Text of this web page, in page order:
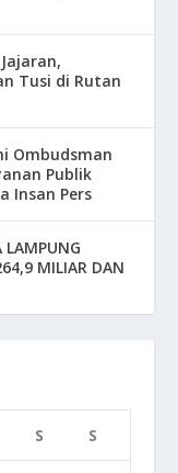
Tusi di Rutan
Ombudsman
Publik
Insan Pers
LAMPUNG
MILIAR DAN
S S